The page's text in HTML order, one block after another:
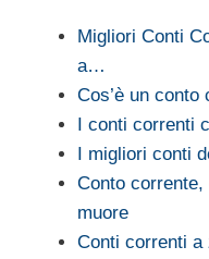
Migliori Conti
a…
Cos’è un
I conti correnti
I migliori conti
Conto
muore
Conti correnti a